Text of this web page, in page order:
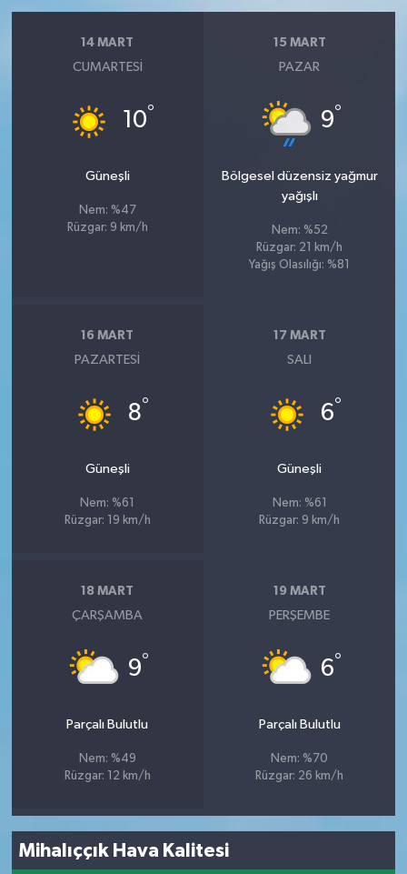
14 MART
CUMARTESI
10°
Güneşli
Nem: %47
Rüzgar: 9 km/h
15 MART
PAZAR
9°
Bölgesel düzensiz yağmur
yağışlı
Nem: %52
Rüzgar: 21 km/h
Yağış Olasılığı: %81
16 MART
PAZARTESI
8°
Güneşli
Nem: %61
Rüzgar: 19 km/h
17 MART
SALI
6°
Güneşli
Nem: %61
Rüzgar: 9 km/h
18 MART
ÇARŞAMBA
9°
Parçalı Bulutlu
Nem: %49
Rüzgar: 12 km/h
19 MART
PERŞEMBE
6°
Parçalı Bulutlu
Nem: %70
Rüzgar: 26 km/h
Mihalıççık Hava Kalitesi